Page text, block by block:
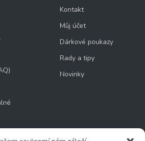
Kontakt
Můj účet
Dárkové poukazy
Rady a tipy
Novinky